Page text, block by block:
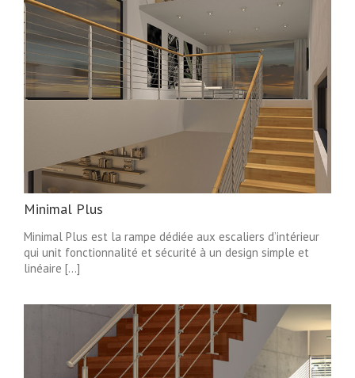
Minimal Plus
Minimal Plus est la rampe dédiée aux escaliers d’intérieur
qui unit fonctionnalité et sécurité à un design simple et
linéaire [...]